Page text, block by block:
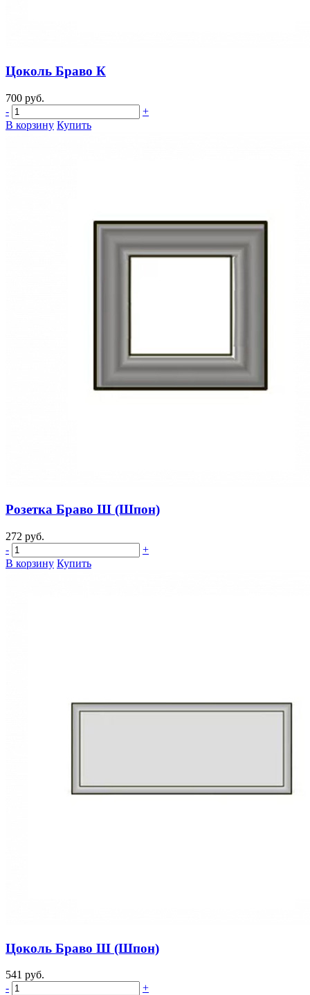
Цоколь Браво К
700 руб.
-
+
В корзину Купить
Розетка Браво Ш (Шпон)
272 руб.
-
+
В корзину Купить
Цоколь Браво Ш (Шпон)
541 руб.
-
+